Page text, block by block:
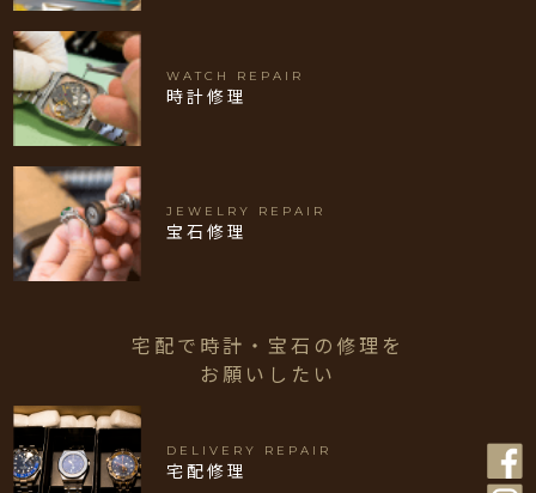
WATCH REPAIR
時計修理
JEWELRY REPAIR
宝石修理
宅配で時計・宝石の修理を
お願いしたい
DELIVERY REPAIR
宅配修理